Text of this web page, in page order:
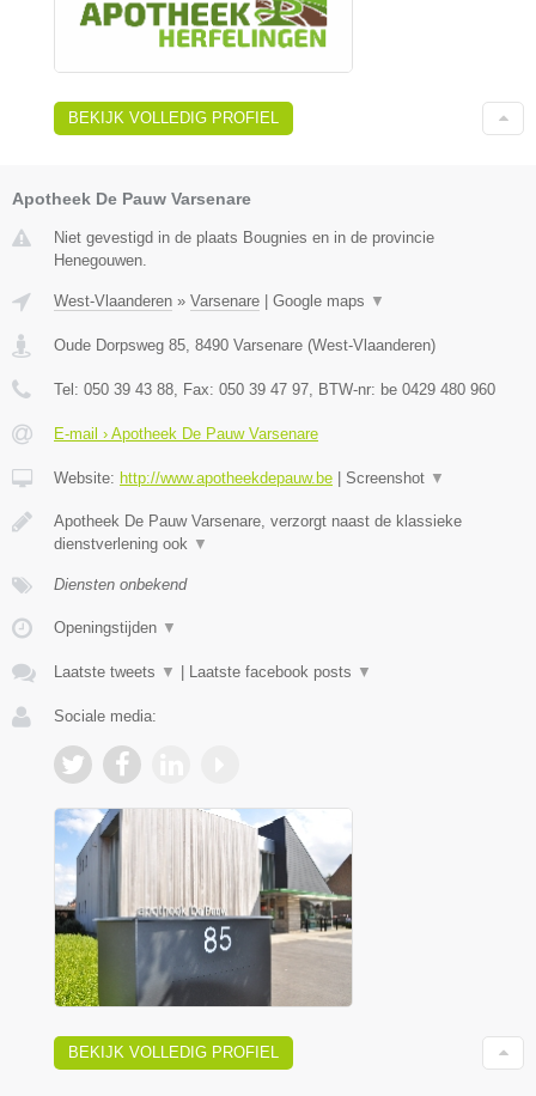
BEKIJK VOLLEDIG PROFIEL
Apotheek De Pauw Varsenare
Niet gevestigd in de plaats Bougnies en in de provincie
Henegouwen.
West-Vlaanderen » Varsenare Google maps ▼
Oude Dorpsweg 85 8490 Varsenare (West-Vlaanderen)
Tel: 050 39 43 88 , Fax: 050 39 47 97 , BTW-nr: be 0429 480 960
E-mail › Apotheek De Pauw Varsenare
Website: http://www.apotheekdepauw.be Screenshot ▼
Apotheek De Pauw Varsenare, verzorgt naast de klassieke
dienstverlening ook ▼
Diensten onbekend
Openingstijden ▼
Laatste tweets ▼ Laatste facebook posts ▼
Sociale media:
BEKIJK VOLLEDIG PROFIEL